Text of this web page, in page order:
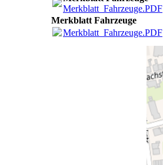
Merkblatt_Fahrzeuge.PDF
Merkblatt Fahrzeuge
Merkblatt_Fahrzeuge.PDF